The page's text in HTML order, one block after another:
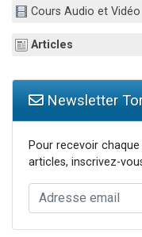
Il
3
Cours Audio et Vidéo
Articles
Newsletter
Pour recevoir
articles, inscrivez-